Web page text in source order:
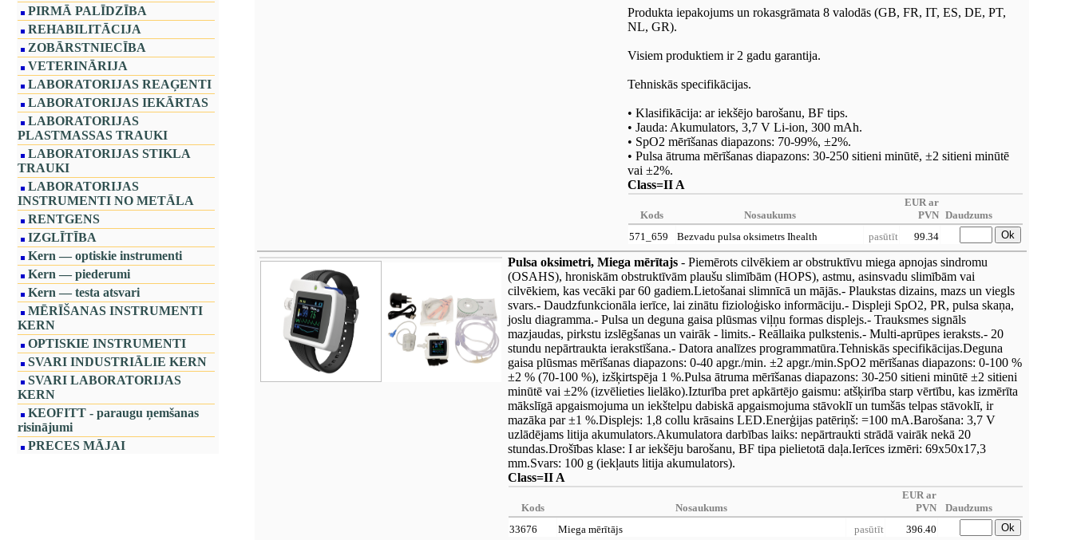
PIRMĀ PALĪDZĪBA
REHABILITĀCIJA
ZOBĀRSTNIECĪBA
VETERINĀRIJA
LABORATORIJAS REAĢENTI
LABORATORIJAS IEKĀRTAS
LABORATORIJAS
PLASTMASSAS TRAUKI
LABORATORIJAS STIKLA
TRAUKI
LABORATORIJAS
INSTRUMENTI NO METĀLA
RENTGENS
IZGLĪTĪBA
Kern — optiskie instrumenti
Kern — piederumi
Kern — testa atsvari
MĒRĪŠANAS INSTRUMENTI
KERN
OPTISKIE INSTRUMENTI
SVARI INDUSTRIĀLIE KERN
SVARI LABORATORIJAS
KERN
KEOFITT - paraugu ņemšanas
risinājumi
PRECES MĀJAI
Produkta iepakojums un rokasgrāmata 8 valodās (GB, FR, IT, ES, DE, PT,
NL, GR).
Visiem produktiem ir 2 gadu garantija.
Tehniskās specifikācijas.
• Klasifikācija: ar iekšējo barošanu, BF tips.
• Jauda: Akumulators, 3,7 V Li-ion, 300 mAh.
• SpO2 mērīšanas diapazons: 70-99%, ±2%.
• Pulsa ātruma mērīšanas diapazons: 30-250 sitieni minūtē, ±2 sitieni minūtē
vai ±2%.
Class=II A
Kods Nosaukums
EUR ar
PVN Daudzums
571_659
Bezvadu pulsa oksimetrs Ihealth pasūtīt 99.34 Ok
Pulsa oksimetri, Miega mērītajs - Piemērots cilvēkiem ar obstruktīvu miega apnojas sindromu
(OSAHS), hroniskām obstruktīvām plaušu slimībām (HOPS), astmu, asinsvadu slimībām vai
cilvēkiem, kas vecāki par 60 gadiem.Lietošanai slimnīcā un mājās.- Plaukstas dizains, mazs un viegls
svars.- Daudzfunkcionāla ierīce, lai zinātu fizioloģisko informāciju.- Displeji SpO2, PR, pulsa skaņa,
joslu diagramma.- Pulsa un deguna gaisa plūsmas viļņu formas displejs.- Trauksmes signāls
mazjaudas, pirkstu izslēgšanas un vairāk - limits.- Reāllaika pulkstenis.- Multi-aprūpes ieraksts.- 20
stundu nepārtraukta ierakstīšana.- Datora analīzes programmatūra.Tehniskās specifikācijas.Deguna
gaisa plūsmas mērīšanas diapazons: 0-40 apgr./min. ±2 apgr./min.SpO2 mērīšanas diapazons: 0-100 %
±2 % (70-100 %), izšķirtspēja 1 %.Pulsa ātruma mērīšanas diapazons: 30-250 sitieni minūtē ±2 sitieni
minūtē vai ±2% (izvēlieties lielāko).Izturība pret apkārtējo gaismu: atšķirība starp vērtību, kas izmērīta
mākslīgā apgaismojuma un iekštelpu dabiskā apgaismojuma stāvoklī un tumšās telpas stāvoklī, ir
mazāka par ±1 %.Displejs: 1,8 collu krāsains LED.Enerģijas patēriņš: =100 mA.Barošana: 3,7 V
uzlādējams litija akumulators.Akumulatora darbības laiks: nepārtraukti strādā vairāk nekā 20
stundas.Drošības klase: I ar iekšēju barošanu, BF tipa pielietotā daļa.Ierīces izmēri: 69x50x17,3
mm.Svars: 100 g (iekļauts litija akumulators).
Class=II A
Kods Nosaukums
EUR ar
PVN
Daudzums
33676
Miega mērītājs pasūtīt 396.40 Ok